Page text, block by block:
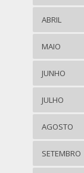
ABRIL
MAIO
JUNHO
JULHO
AGOSTO
SETEMBRO